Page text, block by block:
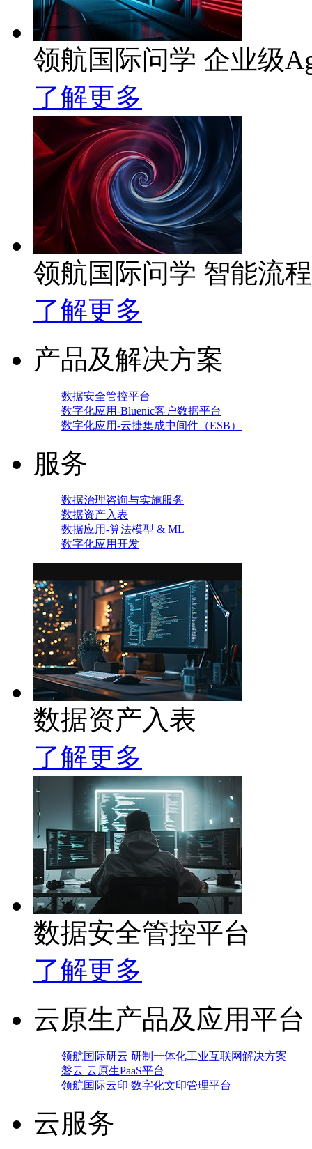
领航国际问学 企业级
了解更多
领航国际问学 智能流
了解更多
产品及解决方案
数据安全管控平台
数字化应用-Bluenic客户数据平台
数字化应用-云捷集成中间件（ESB）
服务
数据治理咨询与实施服务
数据资产入表
数据应用-算法模型 & ML
数字化应用开发
数据资产入表
了解更多
数据安全管控平台
了解更多
云原生产品及应用平台
领航国际研云 研制一体化工业互联网解决方案
磐云 云原生PaaS平台
领航国际云印 数字化文印管理平台
云服务